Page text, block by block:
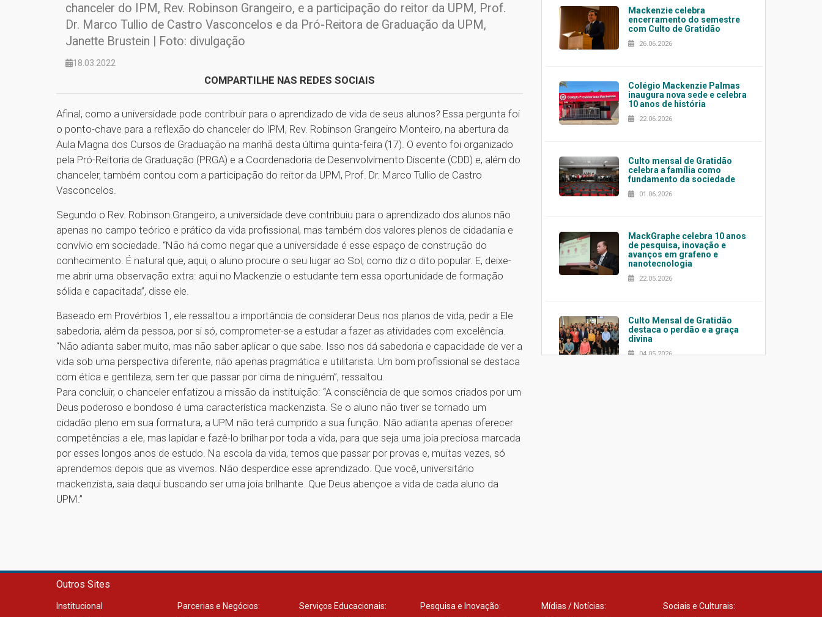
chanceler do IPM, Rev. Robinson Grangeiro, e a participação do reitor da UPM, Prof.
Dr. Marco Tullio de Castro Vasconcelos e da Pró-Reitora de Graduação da UPM,
Janette Brustein | Foto: divulgação
18.03.2022
COMPARTILHE NAS REDES SOCIAIS
Afinal, como a universidade pode contribuir para o aprendizado de vida de seus alunos? Essa pergunta foi
o ponto-chave para a reflexão do chanceler do IPM, Rev. Robinson Grangeiro Monteiro, na abertura da
Aula Magna dos Cursos de Graduação na manhã desta última quinta-feira (17). O evento foi organizado
pela Pró-Reitoria de Graduação (PRGA) e a Coordenadoria de Desenvolvimento Discente (CDD) e, além do
chanceler, também contou com a participação do reitor da UPM, Prof. Dr. Marco Tullio de Castro
Vasconcelos.
Segundo o Rev. Robinson Grangeiro, a universidade deve contribuiu para o aprendizado dos alunos não
apenas no campo teórico e prático da vida profissional, mas também dos valores plenos de cidadania e
convívio em sociedade. “Não há como negar que a universidade é esse espaço de construção do
conhecimento. É natural que, aqui, o aluno procure o seu lugar ao Sol, como diz o dito popular. E, deixe-
me abrir uma observação extra: aqui no Mackenzie o estudante tem essa oportunidade de formação
sólida e capacitada”, disse ele.
Baseado em Provérbios 1, ele ressaltou a importância de considerar Deus nos planos de vida, pedir a Ele
sabedoria, além da pessoa, por si só, comprometer-se a estudar a fazer as atividades com excelência.
“Não adianta saber muito, mas não saber aplicar o que sabe. Isso nos dá sabedoria e capacidade de ver a
vida sob uma perspectiva diferente, não apenas pragmática e utilitarista. Um bom profissional se destaca
com ética e gentileza, sem ter que passar por cima de ninguém”, ressaltou.
Para concluir, o chanceler enfatizou a missão da instituição: “A consciência de que somos criados por um
Deus poderoso e bondoso é uma característica mackenzista. Se o aluno não tiver se tornado um
cidadão pleno em sua formatura, a UPM não terá cumprido a sua função. Não adianta apenas oferecer
competências a ele, mas lapidar e fazê-lo brilhar por toda a vida, para que seja uma joia preciosa marcada
por esses longos anos de estudo. Na escola da vida, temos que passar por provas e, muitas vezes, só
aprendemos depois que as vivemos. Não desperdice esse aprendizado. Que você, universitário
mackenzista, saia daqui buscando ser uma joia brilhante. Que Deus abençoe a vida de cada aluno da
UPM.”
Mackenzie celebra
encerramento do semestre
com Culto de Gratidão
26.06.2026
Colégio Mackenzie Palmas
inaugura nova sede e celebra
10 anos de história
22.06.2026
Culto mensal de Gratidão
celebra a família como
fundamento da sociedade
01.06.2026
MackGraphe celebra 10 anos
de pesquisa, inovação e
avanços em grafeno e
nanotecnologia
22.05.2026
Culto Mensal de Gratidão
destaca o perdão e a graça
divina
04.05.2026
Gerais
Outros Sites
Institucional
Parcerias e Negócios:
Serviços Educacionais:
Pesquisa e Inovação:
Mídias / Notícias:
Sociais e Culturais: